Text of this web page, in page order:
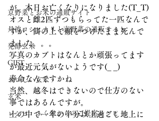
京野菜とお米の通販サイト
丹波コシヒカリと京野菜の通販サイト
発酵玄米
GIFT
おいしい玄米
玄米
レシピ ふく米からのご提案レシピ
が、本日お亡くなりになりました(T_T)
オスと雌2匹ずつもらってた一匹なんで
すが、餌の上で顔をつけたまま死んで
ました。。。
写真のカブトはなんとか頑張ってます
が最近元気がないようです(_ _)
寿命なんですかね
当然、越冬はできないので仕方のない
事ではあるんですが。
土の中で一年の半分以上過ごし地上に